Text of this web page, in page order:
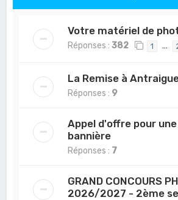
Votre matériel de
Réponses :382 1 …
La Remise à
Réponses : 9
Appel d'offre pour
bannière
Réponses : 7
GRAND CONCOURS
2026/2027 - 2ème